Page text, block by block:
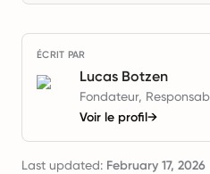
ÉCRIT PAR
Lucas Botzen
Fondateur,
Voir le profil→
Last updated: February 17, 2026